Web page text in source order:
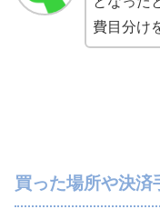
費目分け
買った場所や決済